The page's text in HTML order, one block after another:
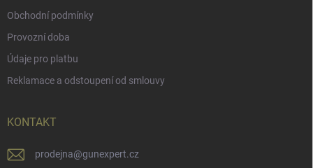
Obchodní podmínky
Provozní doba
Údaje pro platbu
Reklamace a odstoupení od smlouvy
KONTAKT
prodejna@gunexpert.cz